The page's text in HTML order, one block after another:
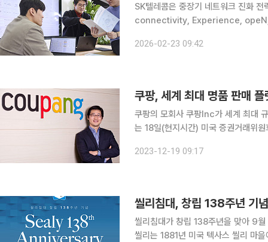
SK텔레콤은 중장기 네트워크 진화
connectivity, Experience, opeN,
AI 융합 가속, 휴
2026-02-23 09:42
쿠팡, 세계 최대 명품 판매 플
쿠팡의 모회사 쿠팡Inc가 세계 최대 규
는 18일(현지시간) 미국 증권거래위원회
으로 ‘아테나’(Athena Topco)라는
2023-12-19 09:17
씰리침대, 창립 138주년 기
씰리침대가 창립 138주년을 맞아 9
씰리는 1881년 미국 텍사스 씰리 마